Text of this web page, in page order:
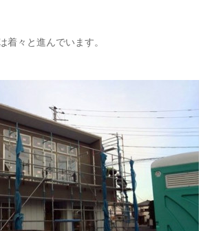
着々と進んでいます。